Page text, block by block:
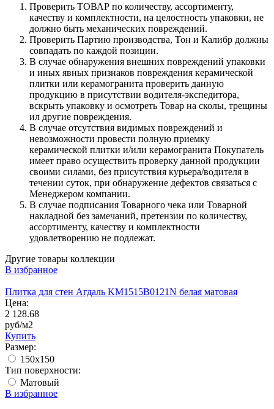
Проверить ТОВАР по количеству, ассортименту,
качеству и комплектности, на целостность упаковки, не
должно быть механических повреждений.
Проверить Партию производства, Тон и Калибр должны
совпадать по каждой позиции.
В случае обнаружения внешних повреждений упаковки
и иных явных признаков повреждения керамической
плитки или керамогранита проверить данную
продукцию в присутствии водителя-экспедитора,
вскрыть упаковку и осмотреть Товар на сколы, трещины
ил другие повреждения.
В случае отсутствия видимых повреждений и
невозможности провести полную приемку
керамической плитки и/или керамогранита Покупатель
имеет право осуществить проверку данной продукции
своими силами, без присутствия курьера/водителя в
течении суток, при обнаружение дефектов связаться с
Менеджером компании.
В случае подписания Товарного чека или Товарной
накладной без замечаний, претензии по количеству,
ассортименту, качеству и комплектности
удовлетворению не подлежат.
Другие товары коллекции
В избранное
Плитка для стен Агдаль KM1515B0121N белая матовая
Цена:
2 128.68
руб/м2
Купить
Размер:
150x150
Тип поверхности:
Матовый
В избранное